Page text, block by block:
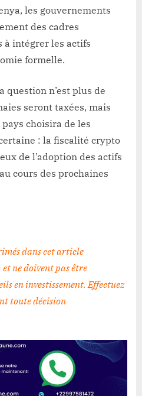
les gouvernements
des cadres
à intégrer les actifs
formelle.
question n’est plus de
seront taxées, mais
choisira de les
: la fiscalité crypto
de l’adoption des actifs
cours des prochaines
dans cet article
et ne doivent pas être
en investissement. Effectuez
toute décision